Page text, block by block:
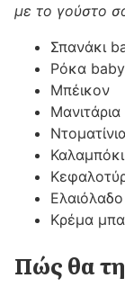
με το γούστο
Σπανάκι
Ρόκα baby
Μπέικον
Καλαμπόκι
Ελαιόλαδο
Κρέμα
Πώς θα